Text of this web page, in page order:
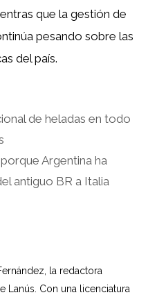
que la gestión de
pesando sobre las
del país.
de heladas en todo
Argentina ha
antiguo BR a Italia
la redactora
Lanús. Con una licenciatura